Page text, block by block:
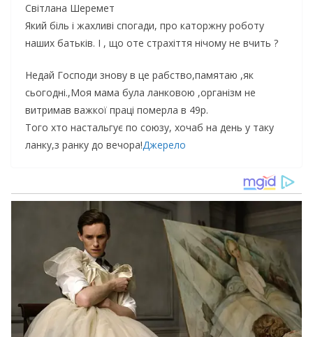
Світлана Шеремет
Який біль і жахливі спогади, про каторжну роботу
наших батьків. І , що оте страхіття нічому не вчить ?
Недай Господи знову в це рабство,памятаю ,як
сьогодні.,Моя мама була ланковою ,організм не
витримав важкої праці померла в 49р.
Того хто настальгує по союзу, хочаб на день у таку
ланку,з ранку до вечора!Джерело